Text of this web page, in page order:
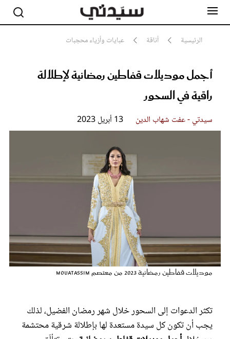
الرئيسية أناقة عبايات وأزياء محجبات
أجمل موديلات قفاطين رمضانية لإطلالة
راقية في السحور
سيدتي - عفت شهاب الدين 13 أبريل 2023
موديلات قفاطين رمضانية 2023 من معتصم Mouatassim
تكثر الدعوات إلى السحور خلال شهر رمضان الفضيل، لذلك
يجب أن تكون كل سيدة مستعدة لها بإطلالة شرقية محتشمة
مشاهير
أناقة
جمال
صحة ورشاقة
سيدتي وطفلك
لايف ستايل
مطبخ سيدتي
عروس سيدتي